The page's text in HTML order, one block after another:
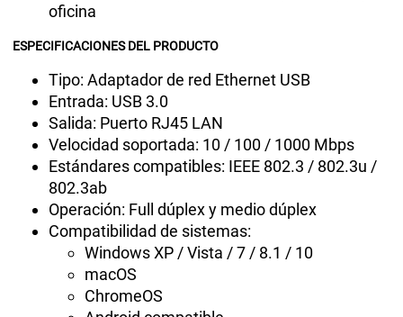
oficina
ESPECIFICACIONES DEL PRODUCTO
Tipo: Adaptador de red Ethernet USB
Entrada: USB 3.0
Salida: Puerto RJ45 LAN
Velocidad soportada: 10 / 100 / 1000 Mbps
Estándares compatibles: IEEE 802.3 / 802.3u /
802.3ab
Operación: Full dúplex y medio dúplex
Compatibilidad de sistemas:
Windows XP / Vista / 7 / 8.1 / 10
macOS
ChromeOS